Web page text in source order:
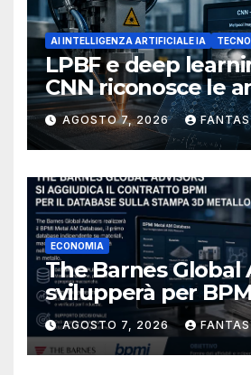
AI INTELLIGENZA ARTIFICIALE IA
LPBF e deep
CNN riconosce le
del bagno di
AGOSTO 7, 2026
ECONOMIA
The Barnes Global
svilupperà per
database per la
metallica
navale
AGOSTO 7, 2026